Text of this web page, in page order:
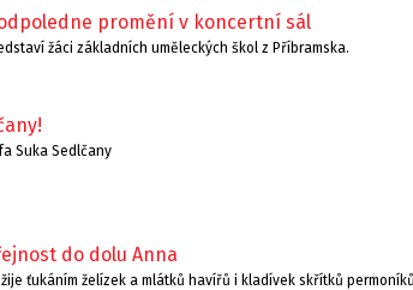
promění v koncertní sál
žáci základních uměleckých škol z Příbramska.
Suka Sedlčany
do dolu Anna
ťukáním želízek a mlátků havířů i kladívek skřítků